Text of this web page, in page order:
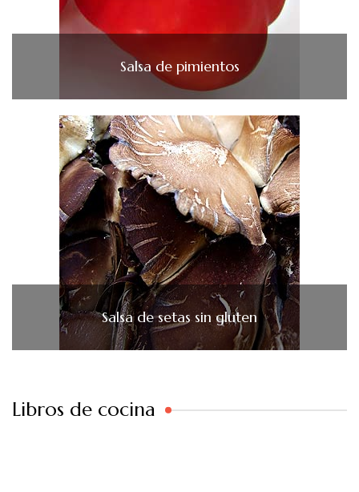
Salsa de pimientos
Salsa de setas sin gluten
Libros de cocina